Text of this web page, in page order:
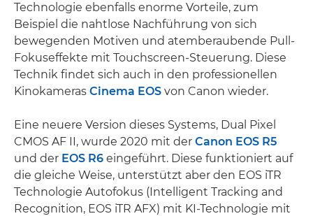
Technologie ebenfalls enorme Vorteile, zum
Beispiel die nahtlose Nachführung von sich
bewegenden Motiven und atemberaubende Pull-
Fokuseffekte mit Touchscreen-Steuerung. Diese
Technik findet sich auch in den professionellen
Kinokameras Cinema EOS von Canon wieder.
Eine neuere Version dieses Systems, Dual Pixel
CMOS AF II, wurde 2020 mit der Canon EOS R5
und der EOS R6 eingeführt. Diese funktioniert auf
die gleiche Weise, unterstützt aber den EOS iTR
Technologie Autofokus (Intelligent Tracking and
Recognition, EOS iTR AFX) mit KI-Technologie mit